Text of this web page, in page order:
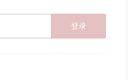
登录